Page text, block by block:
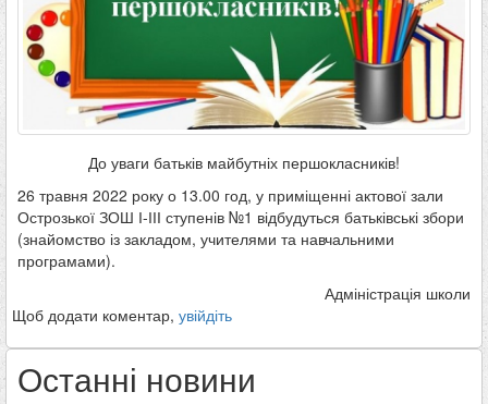
До уваги батьків майбутніх першокласників!
26 травня 2022 року о 13.00 год, у приміщенні актової зали
Острозької ЗОШ І-ІІІ ступенів №1 відбудуться батьківські збори
(знайомство із закладом, учителями та навчальними
програмами).
Адміністрація школи
Щоб додати коментар, увійдіть
Останні новини